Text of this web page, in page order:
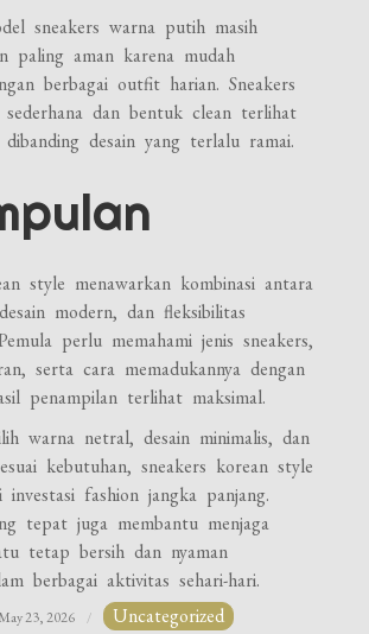
sneakers warna putih masih
paling aman karena mudah
berbagai outfit harian. Sneakers
sederhana dan bentuk clean terlihat
desain yang terlalu ramai.
style menawarkan kombinasi antara
modern, dan fleksibilitas
perlu memahami jenis sneakers,
serta cara memadukannya dengan
penampilan terlihat maksimal.
warna netral, desain minimalis, dan
kebutuhan, sneakers korean style
investasi fashion jangka panjang.
tepat juga membantu menjaga
tetap bersih dan nyaman
berbagai aktivitas sehari-hari.
May 23, 2026 Uncategorized